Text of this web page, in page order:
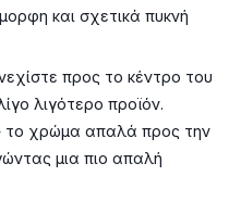
και σχετικά πυκνή
προς το κέντρο του
λιγότερο προϊόν.
το χρώμα απαλά προς την
μια πιο απαλή